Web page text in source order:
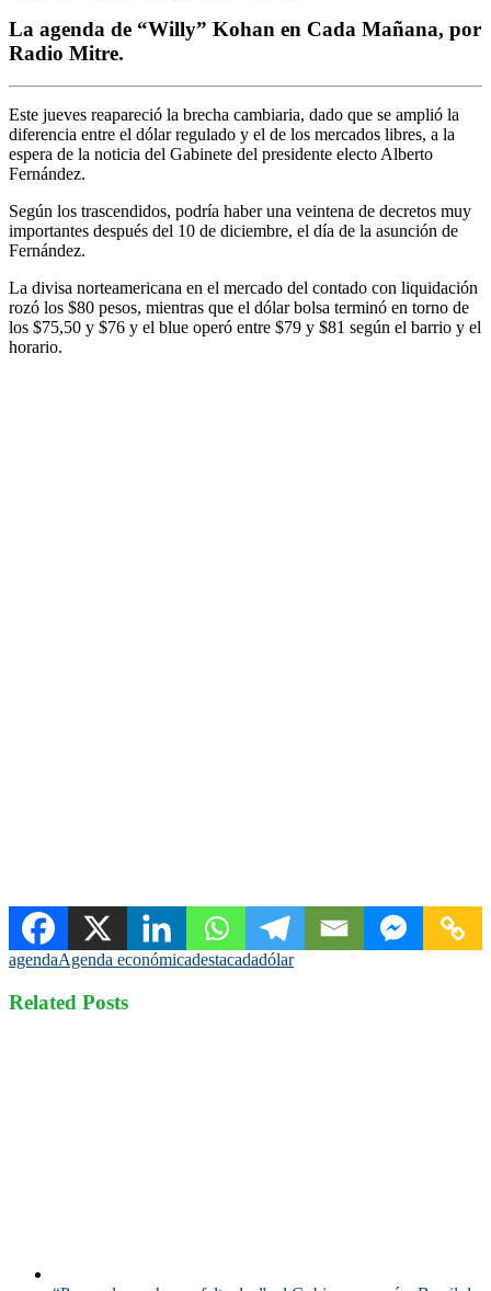
La agenda de “Willy” Kohan en Cada Mañana, por
Radio Mitre.
Este jueves reapareció la brecha cambiaria, dado que se amplió la
diferencia entre el dólar regulado y el de los mercados libres, a la
espera de la noticia del Gabinete del presidente electo Alberto
Fernández.
Según los trascendidos, podría haber una veintena de decretos muy
importantes después del 10 de diciembre, el día de la asunción de
Fernández.
La divisa norteamericana en el mercado del contado con liquidación
rozó los $80 pesos, mientras que el dólar bolsa terminó en torno de
los $75,50 y $76 y el blue operó entre $79 y $81 según el barrio y el
horario.
agendaAgenda económicadestacadadólar
Related Posts